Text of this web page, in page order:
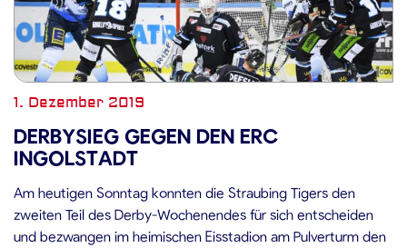
1. Dezember 2019
DERBYSIEG GEGEN DEN ERC
INGOLSTADT
Am heutigen Sonntag konnten die Straubing Tigers den
zweiten Teil des Derby-Wochenendes für sich entscheiden
und bezwangen im heimischen Eisstadion am Pulverturm den